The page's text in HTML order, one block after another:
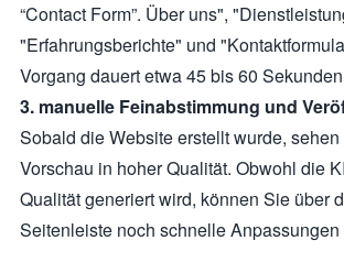
“Contact Form”. Über uns",
"Erfahrungsberichte" und
Vorgang dauert etwa 45 bis 60
3. manuelle Feinabstimmung und
Sobald die Website erstellt wurde,
Vorschau in hoher Qualität. Obwohl die
Qualität generiert wird, können Sie über
Seitenleiste noch schnelle Anpassungen